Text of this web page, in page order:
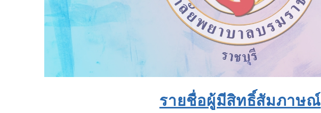
รายชื่อผู้มีสิทธิ์สัมภาษณ์